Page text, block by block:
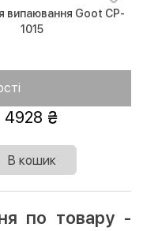
випаювання Goot CP-
1015
4928
В кошик
по товару -